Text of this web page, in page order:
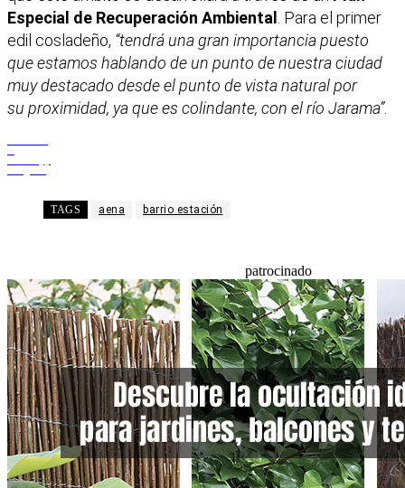
Especial de Recuperación Ambiental . Para el primer
edil cosladeño, “tendrá una gran importancia puesto
que estamos hablando de un punto de nuestra ciudad
muy destacado desde el punto de vista natural por
su proximidad, ya que es colindante, con el río Jarama”.
TAGS aena barrio estación
patrocinado